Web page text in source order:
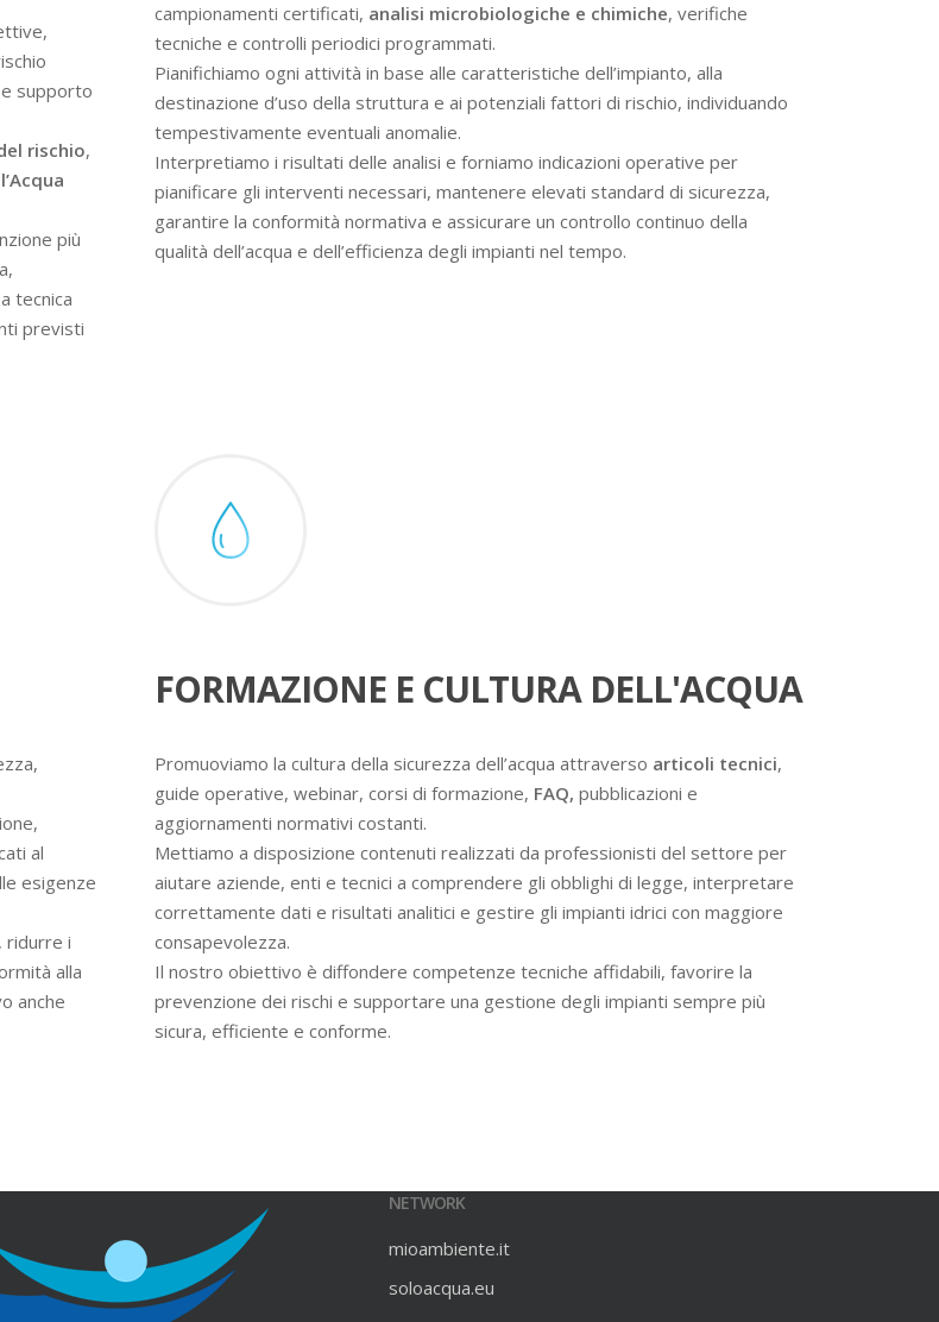
supporto
rischio,
più
tecnica
previsti
campionamenti certificati, analisi microbiologiche e chimiche, verifiche
tecniche e controlli periodici programmati.
Pianifichiamo ogni attività in base alle caratteristiche dell’impianto, alla
destinazione d’uso della struttura e ai potenziali fattori di rischio, individuando
tempestivamente eventuali anomalie.
Interpretiamo i risultati delle analisi e forniamo indicazioni operative per
pianificare gli interventi necessari, mantenere elevati standard di sicurezza,
garantire la conformità normativa e assicurare un controllo continuo della
qualità dell’acqua e dell’efficienza degli impianti nel tempo.
al
esigenze
ridurre i
alla
anche
FORMAZIONE E CULTURA DELL'ACQUA
Promuoviamo la cultura della sicurezza dell’acqua attraverso articoli tecnici,
guide operative, webinar, corsi di formazione, FAQ, pubblicazioni e
aggiornamenti normativi costanti.
Mettiamo a disposizione contenuti realizzati da professionisti del settore per
aiutare aziende, enti e tecnici a comprendere gli obblighi di legge, interpretare
correttamente dati e risultati analitici e gestire gli impianti idrici con maggiore
consapevolezza.
Il nostro obiettivo è diffondere competenze tecniche affidabili, favorire la
prevenzione dei rischi e supportare una gestione degli impianti sempre più
sicura, efficiente e conforme.
NETWORK
mioambiente.it
soloacqua.eu